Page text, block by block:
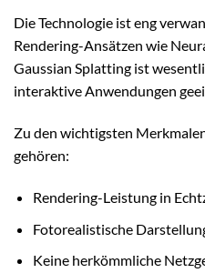
Die Technologie ist eng
Rendering-Ansätzen wie
Gaussian Splatting ist
interaktive Anwendungen
Zu den wichtigsten
gehören:
Rendering-Leistung in
Fotorealistische
Keine herkömmliche